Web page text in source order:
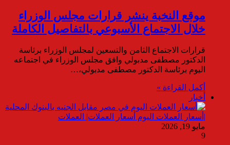
موقع النخبة ينشر قرارات مجلس الوزراء
خلال الاجتماع الأسبوعي بالتفاصيل الكاملة
قرارات الاجتماع الثامن والتسعين لمجلس الوزراء برئاسة
الدكتور مصطفى مدبولي وافق مجلس الوزراء في اجتماعه
اليوم برئاسة الدكتور مصطفى مدبولي،…
أكمل القراءة »
أخبار
مايو 19, 2026
9